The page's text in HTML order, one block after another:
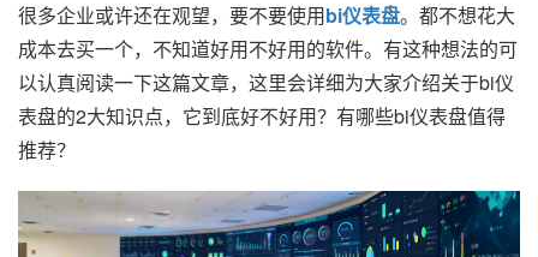
很多企业或许还在观望，要不要使用bi仪表盘。都不想花大
成本去买一个，不知道好用不好用的软件。有这种想法的可
以认真阅读一下这篇文章，这里会详细为大家介绍关于bi仪
表盘的2大知识点，它到底好不好用？有哪些bi仪表盘值得
推荐？